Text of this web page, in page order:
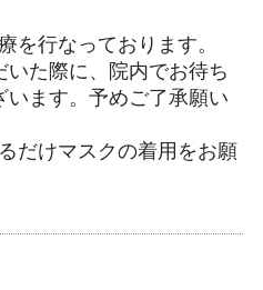
を行なっております。
いた際に、院内でお待ち
います。予めご了承願い
だけマスクの着用をお願